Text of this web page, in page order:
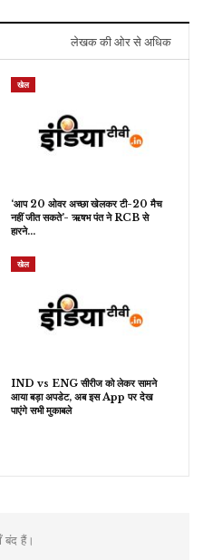
लेखक की ओर से अधिक
खेल
‘आप 20 ओवर अच्छा खेलकर टी-20 मैच
नहीं जीत सकते’- ऋषभ पंत ने RCB से
हारने…
खेल
IND vs ENG सीरीज को लेकर सामने
आया बड़ा अपडेट, अब इस App पर देख
पाएंगे सभी मुकाबले
बंद हैं।